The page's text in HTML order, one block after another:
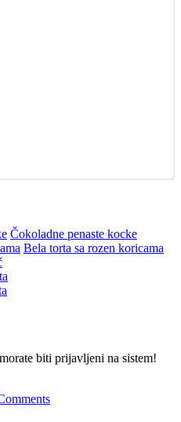
Čokoladne penaste kocke
Bela torta sa rozen koricama
biti prijavljeni na sistem!